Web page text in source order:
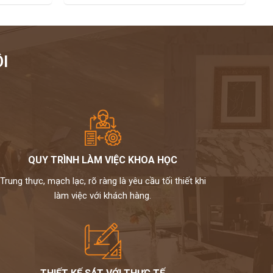
QUY TRÌNH LÀM VIỆC KHOA HỌC
Trung thực, mạch lạc, rõ ràng là yêu cầu tối thiết khi
làm việc với khách hàng.